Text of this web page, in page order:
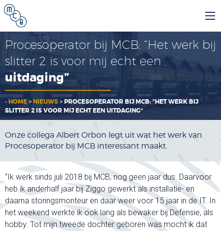
Procesoperator bij MCB: “Het werk bij
slitter 2 is voor mij echt een
uitdaging”
- HOME > NIEUWS > PROCESOPERATOR BIJ MCB: “HET WERK BIJ
SLITTER 2 IS VOOR MIJ ECHT EEN UITDAGING”
Onze collega Albert Orbon legt uit wat het werk van
Procesoperator bij MCB interessant maakt.
“Ik werk sinds juli 2018 bij MCB, nog geen jaar dus. Daarvoor
heb ik anderhalf jaar bij Ziggo gewerkt als installatie- en
daarna storingsmonteur en daar weer voor 15 jaar in de IT. In
het weekend werkte ik ook lang als bewaker bij Defensie, als
hobby. Tot mijn tweede dochter geboren was mocht ik dat